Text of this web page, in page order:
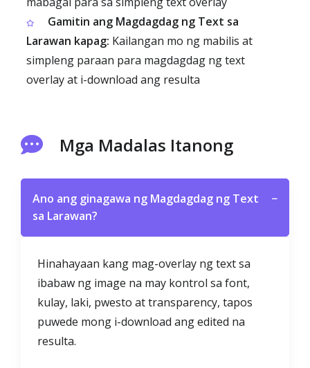
Gamitin ang Magdagdag ng Text sa
Larawan kapag: Kailangan mo ng mabilis at
simpleng paraan para magdagdag ng text
overlay at i-download ang resulta
Mga Madalas Itanong
Ano ang ginagawa ng Magdagdag ng Text
sa Larawan?
−
Hinahayaan kang mag-overlay ng text sa
ibabaw ng image na may kontrol sa font,
kulay, laki, pwesto at transparency, tapos
puwede mong i-download ang edited na
resulta.